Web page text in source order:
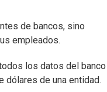
de bancos, sino
empleados.
los datos del banco
dólares de una entidad.